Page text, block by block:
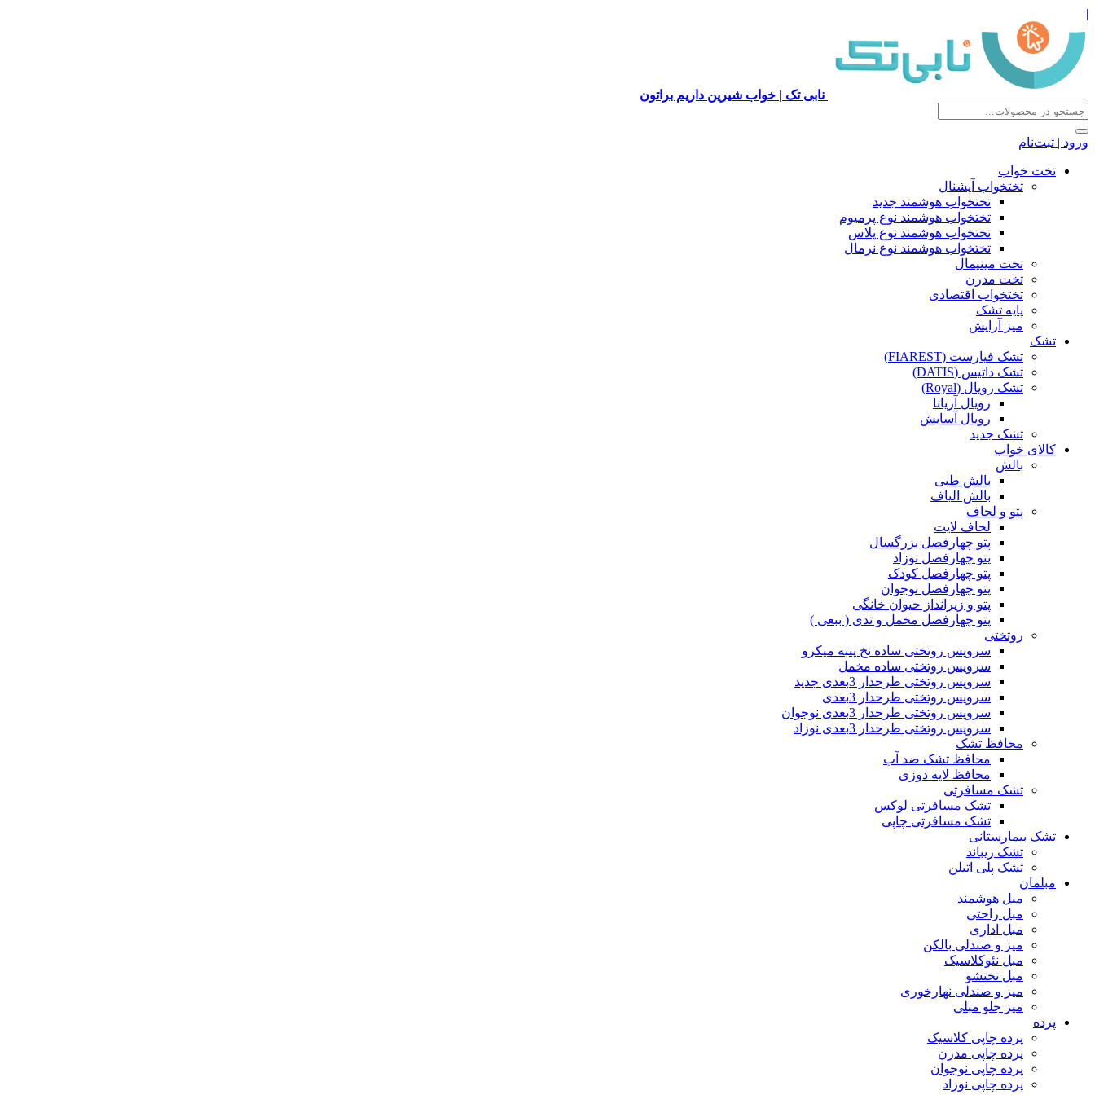
|
نابی تک | خواب شیرین داریم براتون
ورود | ثبت‌نام
تخت خواب
تختخواب آپشنال
تختخواب هوشمند جدید
تختخواب هوشمند نوع پرمیوم
تختخواب هوشمند نوع پلاس
تختخواب هوشمند نوع نرمال
تخت مینیمال
تخت مدرن
تختخواب اقتصادی
پایه تشک
میز آرایش
تشک
تشک فیارست (FIAREST)
تشک داتیس (DATIS)
تشک رویال (Royal)
رویال آریانا
رویال آسایش
تشک جدید
کالای خواب
بالش
بالش طبی
بالش الیاف
پتو و لحاف
لحاف لایت
پتو چهارفصل بزرگسال
پتو چهارفصل نوزاد
پتو چهارفصل کودک
پتو چهارفصل نوجوان
پتو و زیرانداز حیوان خانگی
پتو چهارفصل مخمل و تدی ( ببعی )
روتختی
سرویس روتختی ساده نخ پنبه میکرو
سرویس روتختی ساده مخمل
سرویس روتختی طرحدار 3بعدی جدید
سرویس روتختی طرحدار 3بعدی
سرویس روتختی طرحدار 3بعدی نوجوان
سرویس روتختی طرحدار 3بعدی نوزاد
محافظ تشک
محافظ تشک ضد آب
محافظ لایه دوزی
تشک مسافرتی
تشک مسافرتی لوکس
تشک مسافرتی چاپی
تشک بیمارستانی
تشک ریباند
تشک پلی اتیلن
مبلمان
مبل هوشمند
مبل راحتی
مبل اداری
میز و صندلی بالکن
مبل نئوکلاسیک
مبل تختشو
میز و صندلی نهارخوری
میز جلو مبلی
پرده
پرده چاپی کلاسیک
پرده چاپی مدرن
پرده چاپی نوجوان
پرده چاپی نوزاد